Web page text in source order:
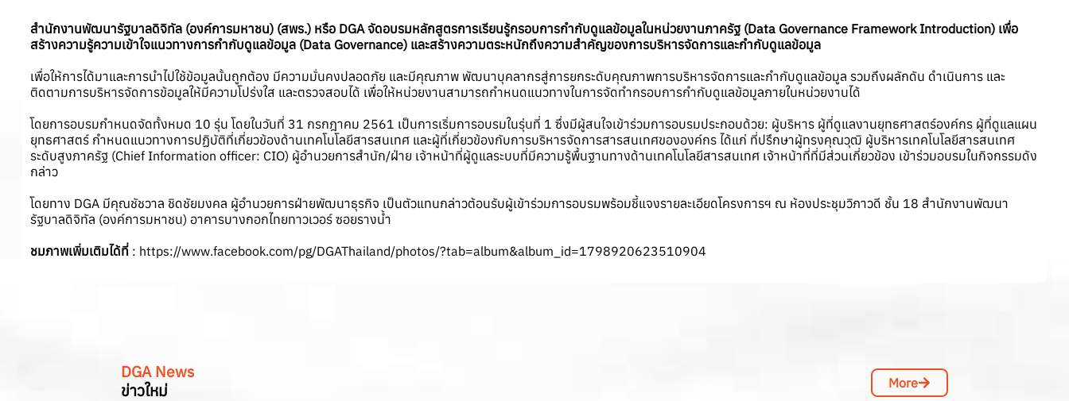
สำนักงานพัฒนารัฐบาลดิจิทัล (องค์การมหาชน) (สพร.) หรือ DGA จัดอบรมหลักสูตรการเรียนรู้กรอบการกำกับดูแลข้อมูลในหน่วยงานภาครัฐ (Data Governance Framework Introduction) เพื่อ
สร้างความรู้ความเข้าใจแนวทางการกำกับดูแลข้อมูล (Data Governance) และสร้างความตระหนักถึงความสำคัญของการบริหารจัดการและกำกับดูแลข้อมูล
เพื่อให้การได้มาและการนำไปใช้ข้อมูลนั้นถูกต้อง มีความมั่นคงปลอดภัย และมีคุณภาพ พัฒนาบุคลากรสู่การยกระดับคุณภาพการบริหารจัดการและกำกับดูแลข้อมูล รวมถึงผลักดัน ดำเนินการ และ
ติดตามการบริหารจัดการข้อมูลให้มีความโปร่งใส และตรวจสอบได้ เพื่อให้หน่วยงานสามารถกำหนดแนวทางในการจัดทำกรอบการกำกับดูแลข้อมูลภายในหน่วยงานได้
โดยการอบรมกำหนดจัดทั้งหมด 10 รุ่น โดยในวันที่ 31 กรกฎาคม 2561 เป็นการเริ่มการอบรมในรุ่นที่ 1 ซึ่งมีผู้สนใจเข้าร่วมการอบรมประกอบด้วย: ผู้บริหาร ผู้ที่ดูแลงานยุทธศาสตร์องค์กร ผู้ที่ดูแลแผน
ยุทธศาสตร์ กำหนดแนวทางการปฏิบัติที่เกี่ยวข้องด้านเทคโนโลยีสารสนเทศ และผู้ที่เกี่ยวข้องกับการบริหารจัดการสารสนเทศขององค์กร ได้แก่ ที่ปรึกษาผู้ทรงคุณวุฒิ ผู้บริหารเทคโนโลยีสารสนเทศ
ระดับสูงภาครัฐ (Chief Information officer: CIO) ผู้อำนวยการสำนัก/ฝ่าย เจ้าหน้าที่ผู้ดูแลระบบที่มีความรู้พื้นฐานทางด้านเทคโนโลยีสารสนเทศ เจ้าหน้าที่ที่มีส่วนเกี่ยวข้อง เข้าร่วมอบรมในกิจกรรมดัง
กล่าว
โดยทาง DGA มีคุณชัชวาล ชิดชัยมงคล ผู้อำนวยการฝ่ายพัฒนาธุรกิจ เป็นตัวแทนกล่าวต้อนรับผู้เข้าร่วมการอบรมพร้อมชี้แจงรายละเอียดโครงการฯ ณ ห้องประชุมวิภาวดี ชั้น 18 สำนักงานพัฒนา
รัฐบาลดิจิทัล (องค์การมหาชน) อาคารบางกอกไทยทาวเวอร์ ซอยรางน้ำ
ชมภาพเพิ่มเติมได้ที่ : https://www.facebook.com/pg/DGAThailand/photos/?tab=album&album_id=1798920623510904
DGA News
ข่าวใหม่
More